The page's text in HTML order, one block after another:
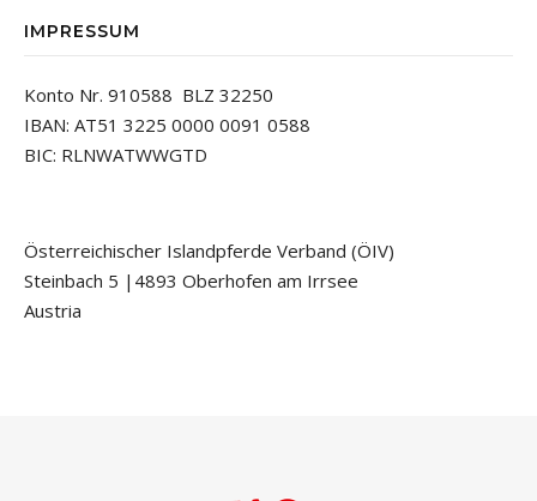
IMPRESSUM
Konto Nr. 910588 BLZ 32250
IBAN: AT51 3225 0000 0091 0588
BIC: RLNWATWWGTD
Österreichischer Islandpferde Verband (ÖIV)
Steinbach 5 |4893 Oberhofen am Irrsee
Austria